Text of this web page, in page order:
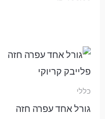
כללי
גורל אחד עפרה חזה